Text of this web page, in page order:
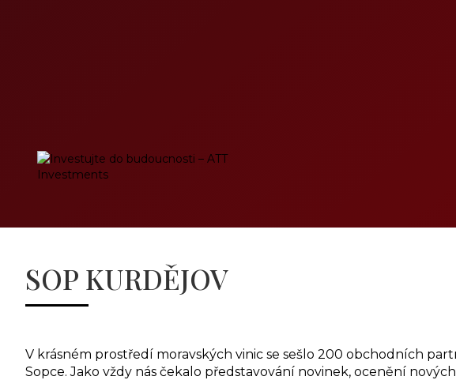
SOP KURDĚJOV
V krásném prostředí moravských vinic se sešlo 200 obchodních
Sopce. Jako vždy nás čekalo představování novinek, ocenění